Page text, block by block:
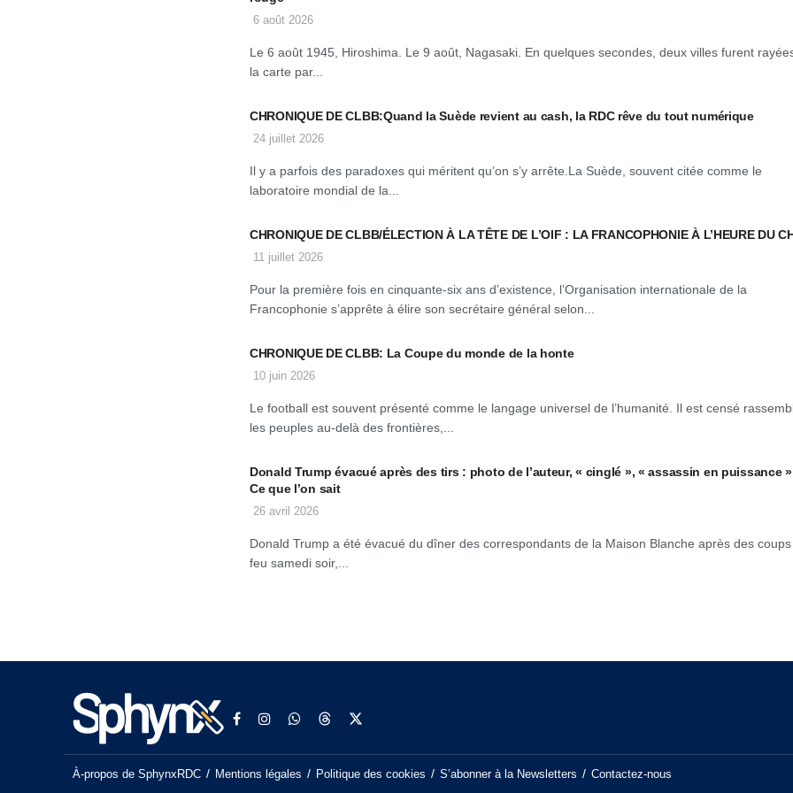
6 août 2026
Le 6 août 1945, Hiroshima. Le 9 août, Nagasaki. En quelques secondes, deux villes furent
la carte par...
CHRONIQUE DE CLBB:Quand la Suède revient au cash, la RDC rêve du tout numérique
24 juillet 2026
Il y a parfois des paradoxes qui méritent qu’on s’y arrête.La Suède, souvent citée comme le
laboratoire mondial de la...
CHRONIQUE DE CLBB/ÉLECTION À LA TÊTE DE L’OIF : LA FRANCOPHONIE À L’HEURE DU
11 juillet 2026
Pour la première fois en cinquante-six ans d’existence, l’Organisation internationale de la
Francophonie s’apprête à élire son secrétaire général selon...
CHRONIQUE DE CLBB: La Coupe du monde de la honte
10 juin 2026
Le football est souvent présenté comme le langage universel de l’humanité. Il est censé
les peuples au-delà des frontières,...
Donald Trump évacué après des tirs : photo de l’auteur, « cinglé », « assassin en puissance
Ce que l’on sait
26 avril 2026
Donald Trump a été évacué du dîner des correspondants de la Maison Blanche après des coups
feu samedi soir,...
À-propos de SphynxRDC Mentions légales Politique des cookies S’abonner à la Newsletters Contactez-nous